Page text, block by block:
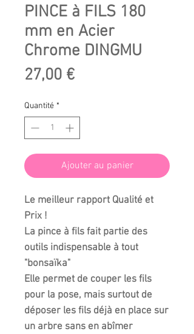
PINCE à FILS 180
mm en Acier
Chrome DINGMU
27,00 €Prix
Quantité *
Ajouter au panier
Le meilleur rapport Qualité et
Prix !
La pince à fils fait partie des
outils indispensable à tout
"bonsaïka"
Elle permet de couper les fils
pour la pose, mais surtout de
déposer les fils déjà en place sur
un arbre sans en abîmer